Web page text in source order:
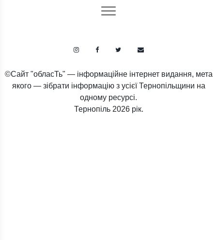
©Сайт "обласТь" — інформаційне інтернет видання, мета
якого — зібрати інформацію з усієї Тернопільщини на
одному ресурсі.
Тернопіль 2026 рік.